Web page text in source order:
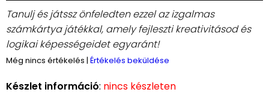
Tanulj és játssz önfeledten ezzel az izgalmas
számkártya játékkal, amely fejleszti kreativitásod és
logikai képességeidet egyaránt!
Még nincs értékelés | Értékelés beküldése
Készlet információ: nincs készleten